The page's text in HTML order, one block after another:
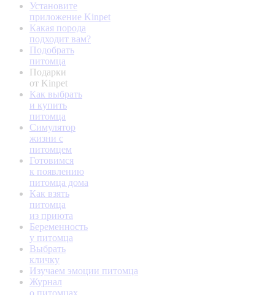
Установите
приложение Kinpet
Какая порода
подходит вам?
Подобрать
питомца
Подарки
от Kinpet
Как выбрать
и купить
питомца
Симулятор
жизни с
питомцем
Готовимся
к появлению
питомца дома
Как взять
питомца
из приюта
Беременность
у питомца
Выбрать
кличку
Изучаем эмоции питомца
Журнал
о питомцах